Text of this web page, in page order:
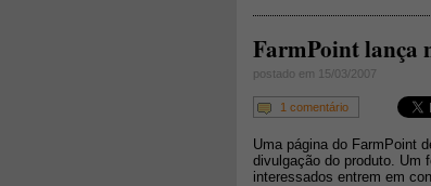
FarmPoint lança
postado em 15/03/2007
1 comentário
Uma página do FarmPoint
divulgação do produto. Um
interessados entrem em